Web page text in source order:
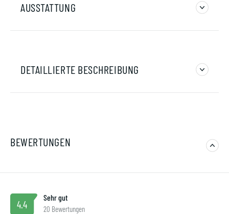
AUSSTATTUNG
DETAILLIERTE BESCHREIBUNG
BEWERTUNGEN
4.4
Sehr gut
20 Bewertungen